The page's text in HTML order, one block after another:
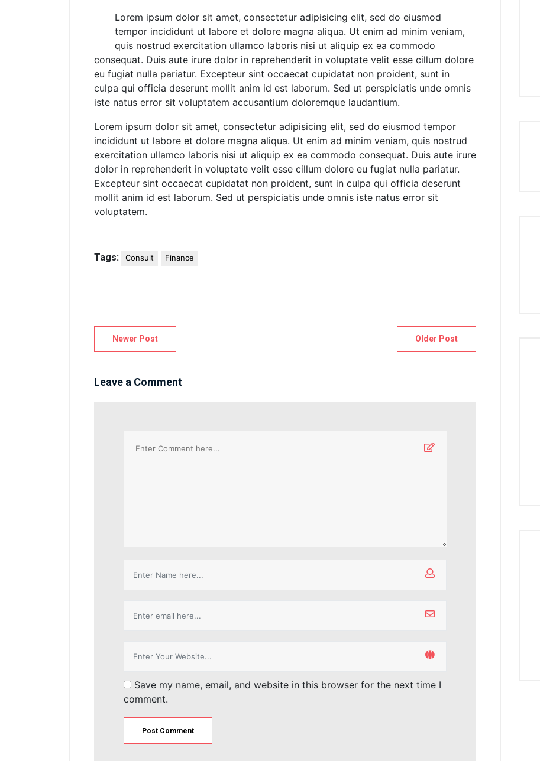
Lorem ipsum dolor sit amet, consectetur adipisicing elit, sed do eiusmod
tempor incididunt ut labore et dolore magna aliqua. Ut enim ad minim veniam,
quis nostrud exercitation ullamco laboris nisi ut aliquip ex ea commodo
consequat. Duis aute irure dolor in reprehenderit in voluptate velit esse cillum dolore
eu fugiat nulla pariatur. Excepteur sint occaecat cupidatat non proident, sunt in
culpa qui officia deserunt mollit anim id est laborum. Sed ut perspiciatis unde omnis
iste natus error sit voluptatem accusantium doloremque laudantium.
Lorem ipsum dolor sit amet, consectetur adipisicing elit, sed do eiusmod tempor
incididunt ut labore et dolore magna aliqua. Ut enim ad minim veniam, quis nostrud
exercitation ullamco laboris nisi ut aliquip ex ea commodo consequat. Duis aute irure
dolor in reprehenderit in voluptate velit esse cillum dolore eu fugiat nulla pariatur.
Excepteur sint occaecat cupidatat non proident, sunt in culpa qui officia deserunt
mollit anim id est laborum. Sed ut perspiciatis unde omnis iste natus error sit
voluptatem.
Tags: Consult Finance
Post
Newer Post Older Post
Leave a Comment
Save my name, email, and website in this browser for the next time I
comment.